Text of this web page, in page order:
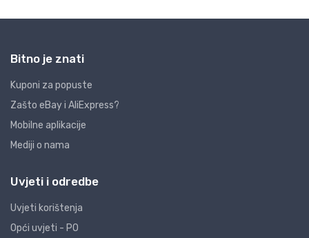
Bitno je znati
Kuponi za popuste
Zašto eBay i AliExpress?
Mobilne aplikacije
Mediji o nama
Uvjeti i odredbe
Uvjeti korištenja
Opći uvjeti - PO